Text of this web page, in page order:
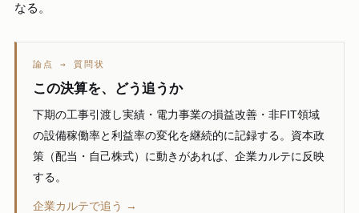
なる。
論点 → 質問状
この決算を、どう追うか
下期の工事引渡し実績・電力事業の損益改善・非FIT領域
の設備稼働率と利益率の変化を継続的に記録する。資本政
策（配当・自己株式）に動きがあれば、企業カルテに反映
する。
企業カルテで追う →